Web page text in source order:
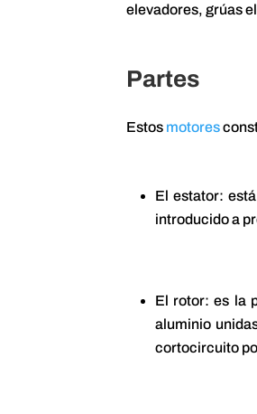
elevadores, grúas
Partes
Estos motores
El estator:
introducido a
El rotor: es la
aluminio
cortocircuito